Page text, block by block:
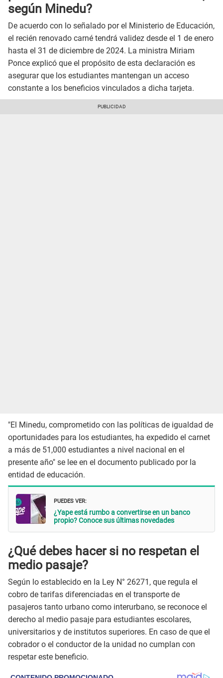
según Minedu?
De acuerdo con lo señalado por el Ministerio de Educación,
el recién renovado carné tendrá validez desde el 1 de enero
hasta el 31 de diciembre de 2024. La ministra Miriam
Ponce explicó que el propósito de esta declaración es
asegurar que los estudiantes mantengan un acceso
constante a los beneficios vinculados a dicha tarjeta.
"El Minedu, comprometido con las políticas de igualdad de
oportunidades para los estudiantes, ha expedido el carnet
a más de 51,000 estudiantes a nivel nacional en el
presente año" se lee en el documento publicado por la
entidad de educación.
PUEDES VER:
¿Yape está rumbo a convertirse en un banco
propio? Conoce sus últimas novedades
¿Qué debes hacer si no respetan el
medio pasaje?
Según lo establecido en la Ley N° 26271, que regula el
cobro de tarifas diferenciadas en el transporte de
pasajeros tanto urbano como interurbano, se reconoce el
derecho al medio pasaje para estudiantes escolares,
universitarios y de institutos superiores. En caso de que el
cobrador o el conductor de la unidad no cumplan con
respetar este beneficio.